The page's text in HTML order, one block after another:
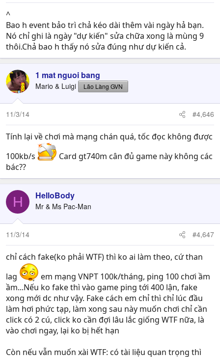
^
Bao h event bảo trì chả kéo dài thêm vài ngày hả bạn.
Nó chỉ ghi là ngày "dự kiến" sửa chữa xong là mùng 9
thôi.Chả bao h thấy nó sửa đúng như dự kiến cả.
1 mat nguoi bang
Mario & Luigi Lão Làng GVN
11/3/14 #4,646
Tính lại về chơi mà mạng chán quá, tốc đọc không được
100kb/s
Card gt740m cân đủ game này không các
bác??
H HelloBody
Mr & Ms Pac-Man
11/3/14 #4,647
chỉ cách fake(ko phải WTF) thì ko ai làm theo, cứ than
lag
em mạng VNPT 100k/tháng, ping 100 chơi ầm
ầm...Nếu ko fake thì vào game ping tới 400 lận, fake
xong mới dc như vậy. Fake cách em chỉ thì chỉ lúc đầu
làm hơi phức tạp, làm xong sau này muốn chơi chỉ cần
click có 2 cú, click ko cần đợi lâu lắc giống WTF nữa, là
vào chơi ngay, lại ko bị hết hạn
Còn nếu vẫn muốn xài WTF: có tài liệu quan trọng thì